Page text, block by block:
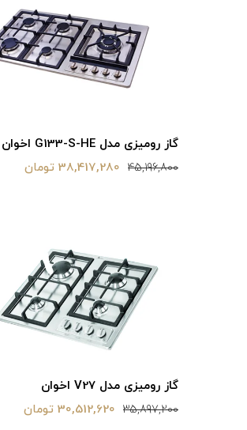
گاز رومیزی مدل G133-S-HE اخوان
45,196,800 38,417,280 تومان
گاز رومیزی مدل V27 اخوان
35,897,200 30,512,620 تومان